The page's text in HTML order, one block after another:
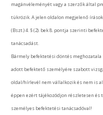
magánvéleményét vagy a szerzők által
tükrözik. A jelen oldalon megjelenő írások
(Bszt.) 4. § (2). bek 8. pontja szerinti
tanácsadást.
Bármely befektetési döntés
adott befektető személyére szabott
oldal/hírlevél nem vállalkozik és nem is
éppen ezért tájékozódjon részletesen
személyes befektetési tanácsadóval!